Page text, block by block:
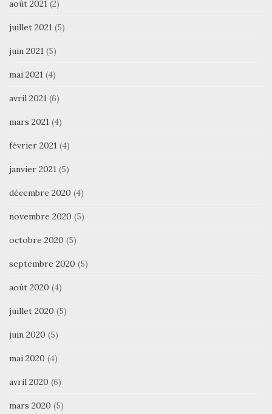
août 2021 (2)
juillet 2021 (5)
juin 2021 (5)
mai 2021 (4)
avril 2021 (6)
mars 2021 (4)
février 2021 (4)
janvier 2021 (5)
décembre 2020 (4)
novembre 2020 (5)
octobre 2020 (5)
septembre 2020 (5)
août 2020 (4)
juillet 2020 (5)
juin 2020 (5)
mai 2020 (4)
avril 2020 (6)
mars 2020 (5)